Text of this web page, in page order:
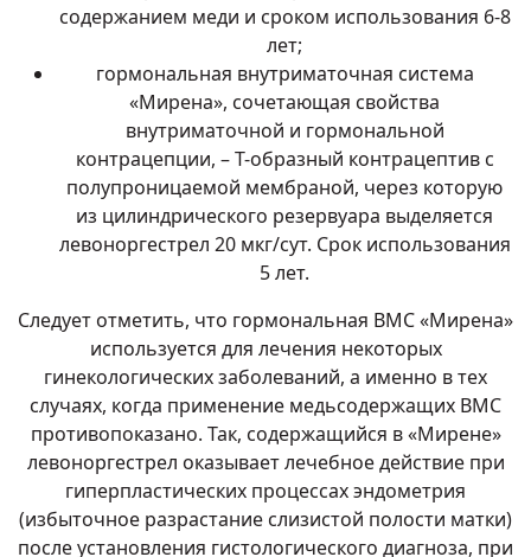
содержанием меди и сроком использования 6-8
лет;
гормональная внутриматочная система
«Мирена», сочетающая свойства
внутриматочной и гормональной
контрацепции, – Т-образный контрацептив с
полупроницаемой мембраной, через которую
из цилиндрического резервуара выделяется
левоноргестрел 20 мкг/сут. Срок использования
5 лет.
Следует отметить, что гормональная ВМС «Мирена»
используется для лечения некоторых
гинекологических заболеваний, а именно в тех
случаях, когда применение медьсодержащих ВМС
противопоказано. Так, содержащийся в «Мирене»
левоноргестрел оказывает лечебное действие при
гиперпластических процессах эндометрия
(избыточное разрастание слизистой полости матки)
после установления гистологического диагноза, при